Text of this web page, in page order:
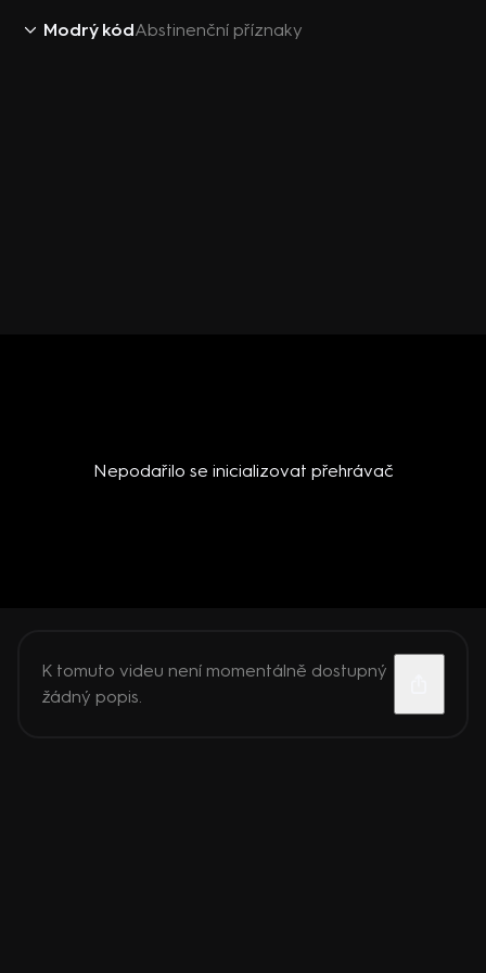
Modrý kódAbstinenční příznaky
Nepodařilo se inicializovat přehrávač
K tomuto videu není momentálně dostupný
žádný popis.